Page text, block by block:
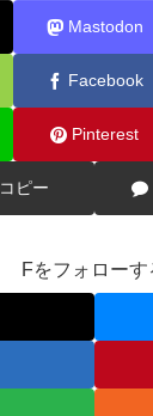
Mastodon
Facebook
Pinterest
コピー
Fをフォローす